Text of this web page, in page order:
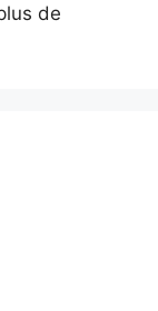
de